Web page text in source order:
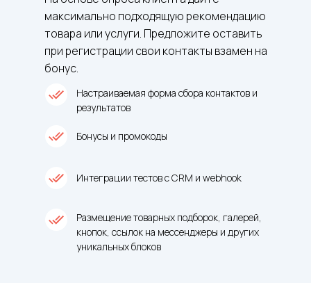
максимально подходящую рекомендацию
товара или услуги. Предложите оставить
при регистрации свои контакты взамен на
бонус.
Настраиваемая форма сбора контактов и
результатов
Бонусы и промокоды
Размещение товарных подборок, галерей,
кнопок, ссылок на мессенджеры и других
уникальных блоков
Интеграции тестов с CRM и webhook